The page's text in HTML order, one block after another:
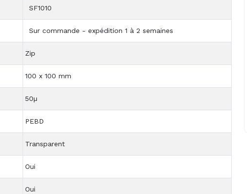
SF1010
Sur commande - expédition 1 à 2 semaines
Zip
100 x 100 mm
50µ
PEBD
Transparent
Oui
Oui